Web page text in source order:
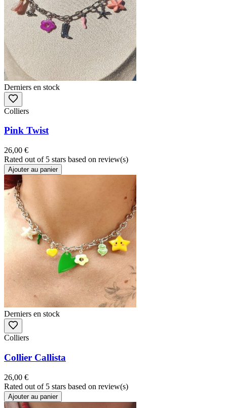
Derniers en stock
Colliers
Pink Twist
26,00 €
Rated out of 5 stars based on review(s)
Ajouter au panier
Derniers en stock
Colliers
Collier Callista
26,00 €
Rated out of 5 stars based on review(s)
Ajouter au panier